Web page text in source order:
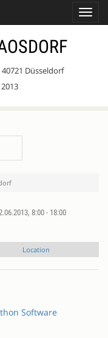
Düsseldorf
8:00 - 18:00
Location
Software